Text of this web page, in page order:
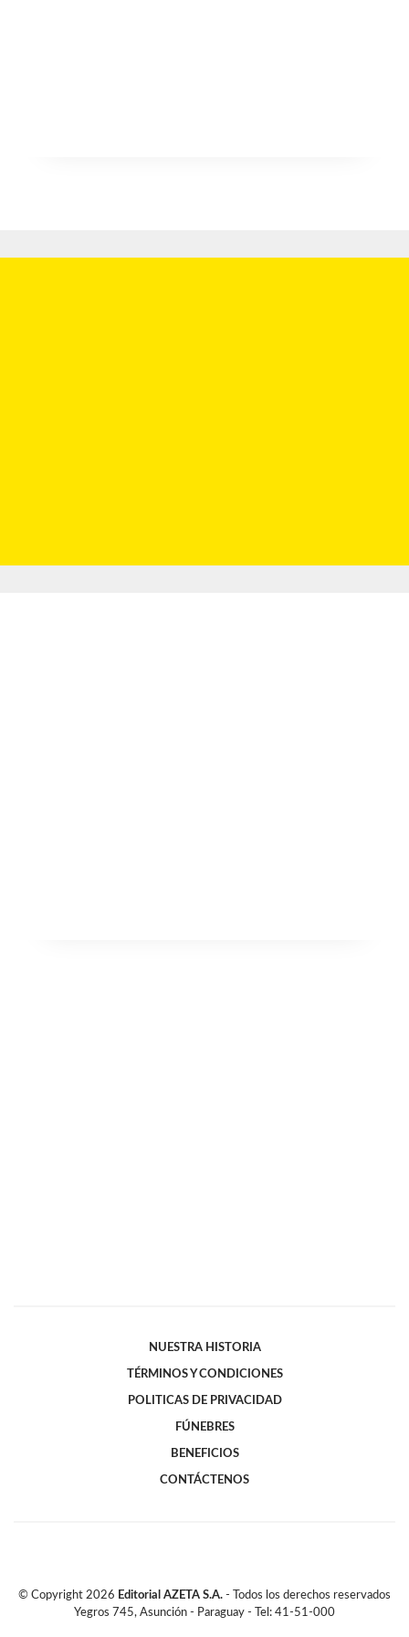
NUESTRA HISTORIA
TÉRMINOS Y CONDICIONES
POLITICAS DE PRIVACIDAD
FÚNEBRES
BENEFICIOS
CONTÁCTENOS
© Copyright 2026 Editorial AZETA S.A. - Todos los derechos reservados
Yegros 745, Asunción - Paraguay - Tel: 41-51-000